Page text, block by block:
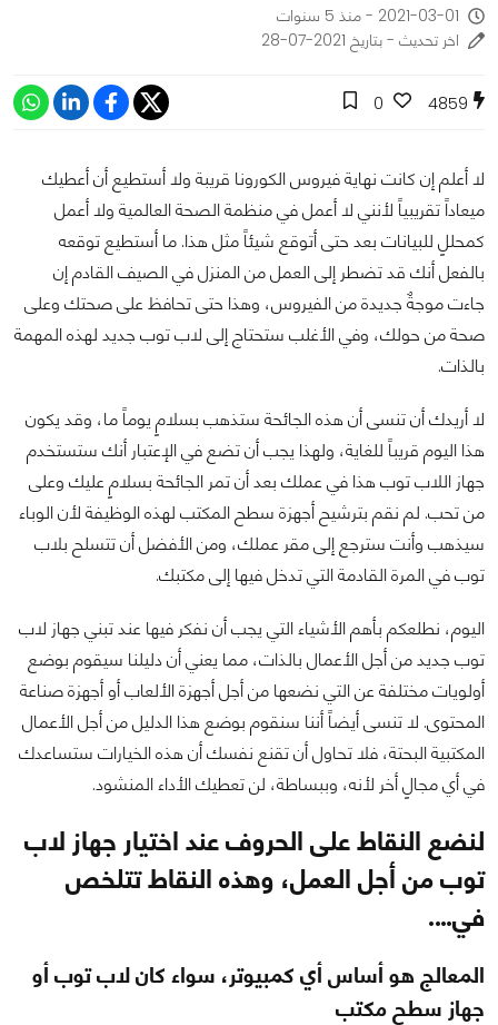
2021-03-01 - منذ 5 سنوات
اخر تحديث - بتاريخ 2021-07-28
4859
0
لا أعلم إن كانت نهاية فيروس الكورونا قريبة ولا أستطيع أن أعطيك
ميعاداً تقريبياً لأنني لا أعمل في منظمة الصحة العالمية ولا أعمل
كمحللٍ للبيانات بعد حتى أتوقع شيئاً مثل هذا. ما أستطيع توقعه
بالفعل أنك قد تضطر إلى العمل من المنزل في الصيف القادم إن
جاءت موجةٌ جديدة من الفيروس، وهذا حتى تحافظ على صحتك وعلى
صحة من حولك، وفي الأغلب ستحتاج إلى لاب توب جديد لهذه المهمة
بالذات.
لا أريدك أن تنسى أن هذه الجائحة ستذهب بسلامٍ يوماً ما، وقد يكون
هذا اليوم قريباً للغاية، ولهذا يجب أن تضع في الإعتبار أنك ستستخدم
جهاز اللاب توب هذا في عملك بعد أن تمر الجائحة بسلامٍ عليك وعلى
من تحب. لم نقم بترشيح أجهزة سطح المكتب لهذه الوظيفة لأن الوباء
سيذهب وأنت سترجع إلى مقر عملك، ومن الأفضل أن تتسلح بلاب
توب في المرة القادمة التي تدخل فيها إلى مكتبك.
اليوم، نطلعكم بأهم الأشياء التي يجب أن نفكر فيها عند تبني جهاز لاب
توب جديد من أجل الأعمال بالذات، مما يعني أن دليلنا سيقوم بوضع
أولويات مختلفة عن التي نضعها من أجل أجهزة الألعاب أو أجهزة صناعة
المحتوى. لا تنسى أيضاً أننا سنقوم بوضع هذا الدليل من أجل الأعمال
المكتبية البحتة، فلا تحاول أن تقنع نفسك أن هذه الخيارات ستساعدك
في أي مجالٍ أخر لأنه، وببساطة، لن تعطيك الأداء المنشود.
لنضع النقاط على الحروف عند اختيار جهاز لاب
توب من أجل العمل، وهذه النقاط تتلخص
في….
المعالج هو أساس أي كمبيوتر، سواء كان لاب توب أو
جهاز سطح مكتب